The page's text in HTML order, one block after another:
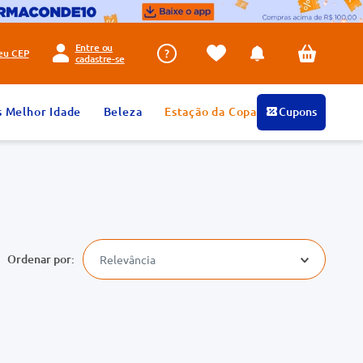
CEP
Entre ou
cadastre-se
Melhor Idade Beleza Estação da Copa Cupons
Relevância